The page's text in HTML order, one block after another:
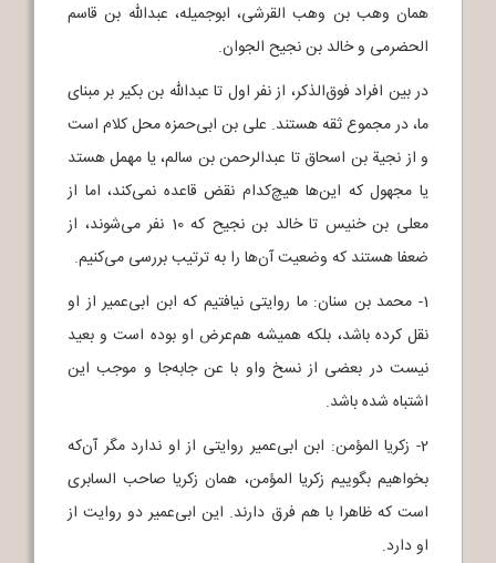
همان وهب بن وهب القرشی، ابوجمیله، عبدالله بن قاسم
الحضرمی و خالد بن نجیح الجوان.
در بین افراد فوق‌الذکر، از نفر اول تا عبدالله بن بکیر بر مبنای
ما، در مجموع ثقه هستند. علی بن ابی‌حمزه محل کلام است
و از نجیة بن اسحاق تا عبدالرحمن بن سالم، یا مهمل هستد
یا مجهول که این‌ها هیچ‌کدام نقض قاعده نمی‌کند، اما از
معلی بن خنیس تا خالد بن نجیح که 10 نفر می‌شوند، از
ضعفا هستند که وضعیت آن‌ها را به ترتیب بررسی می‌کنیم.
1- محمد بن سنان: ما روایتی نیافتیم که ابن ابی‌عمیر از او
نقل کرده باشد، بلکه همیشه هم‌عرض او بوده است و بعید
نیست در بعضی از نسخ واو با عن جابه‌جا و موجب این
اشتباه شده باشد.
2- زکریا المؤمن: ابن ابی‌عمیر روایتی از او ندارد مگر آن‌که
بخواهیم بگوییم زکریا المؤمن، همان زکریا صاحب السابری
است که ظاهرا با هم فرق دارند. این ابی‌عمیر دو روایت از
او دارد.